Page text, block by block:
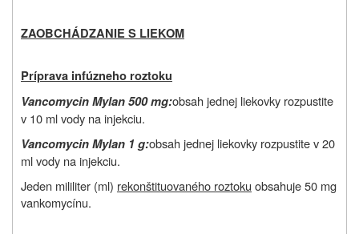
ZAOBCHÁDZANIE S LIEKOM
Príprava infúzneho roztoku
Vancomycin Mylan 500 mg:obsah jednej liekovky rozpustite
v 10 ml vody na injekciu.
Vancomycin Mylan 1 g:obsah jednej liekovky rozpustite v 20
ml vody na injekciu.
Jeden mililiter (ml) rekonštituovaného roztoku obsahuje 50 mg
vankomycínu.